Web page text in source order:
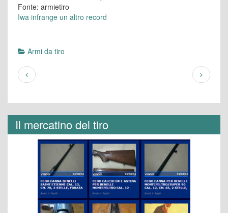
Fonte: armietiro
Iwa infrange un altro record
Armi da tiro
Il mercatino del tiro